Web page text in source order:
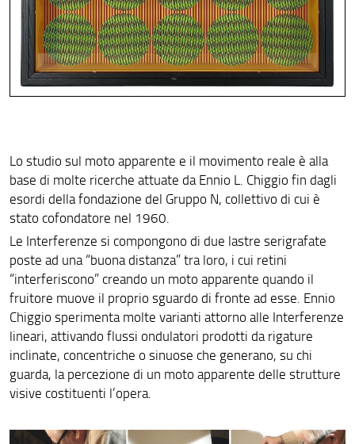
Lo studio sul moto apparente e il movimento reale è alla
base di molte ricerche attuate da Ennio L. Chiggio fin dagli
esordi della fondazione del Gruppo N, collettivo di cui è
stato cofondatore nel 1960.
Le Interferenze si compongono di due lastre serigrafate
poste ad una “buona distanza” tra loro, i cui retini
“interferiscono” creando un moto apparente quando il
fruitore muove il proprio sguardo di fronte ad esse. Ennio
Chiggio sperimenta molte varianti attorno alle Interferenze
lineari, attivando flussi ondulatori prodotti da rigature
inclinate, concentriche o sinuose che generano, su chi
guarda, la percezione di un moto apparente delle strutture
visive costituenti l’opera.
Pannello 12
Pannello 13
Pannello 14
Pannello 17
Pannello 18
Pannello 19
Pannello 20
Pannello 21
Pannello 22
Pannello 23
Dioscuri Chiari